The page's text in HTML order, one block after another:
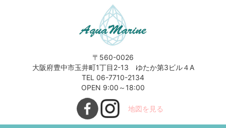
〒560-0026
大阪府豊中市玉井町1丁目2-13 ゆたか第3ビル４A
TEL 06-7710-2134
OPEN 9:00～18:00
地図を見る